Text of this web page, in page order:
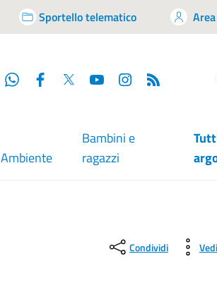
Sportello telematico
WhatsappFacebook
Twitter YouTube
Ambiente
Bambini e
ragazzi
Condividi